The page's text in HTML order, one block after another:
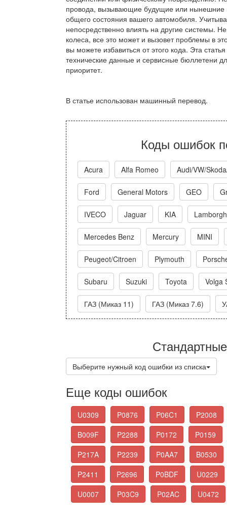
провода, вызывающие будущие или нынешние
общего состояния вашего автомобиля.
непосредственно влиять на другие системы.
колеса, все это может и вызовет проблемы в
вы можете избавиться от этого кода. Эта
технические данные и сервисные бюллетени
приоритет.
В статье использован машинный перевод.
Коды ошибок
Acura Alfa Romeo Audi/VW/
Ford General Motors GEO
IVECO Jaguar KIA
Mercedes Benz Mercury MINI
Peugeot/Citroen Plymouth
Subaru Suzuki Toyota Volga
ГАЗ (Миказ 11) ГАЗ (Миказ 7.6)
Выберите нужный код ошибки из списка
Еще коды ошибок
U0309 P0876 P06C1
P2008
B009F
P2288 P0172
P0159
P217A
P2239 P0AA7
B0530
P2411
P2696 P0BDF
U0229
U0007
P03C9 P02AC U0472